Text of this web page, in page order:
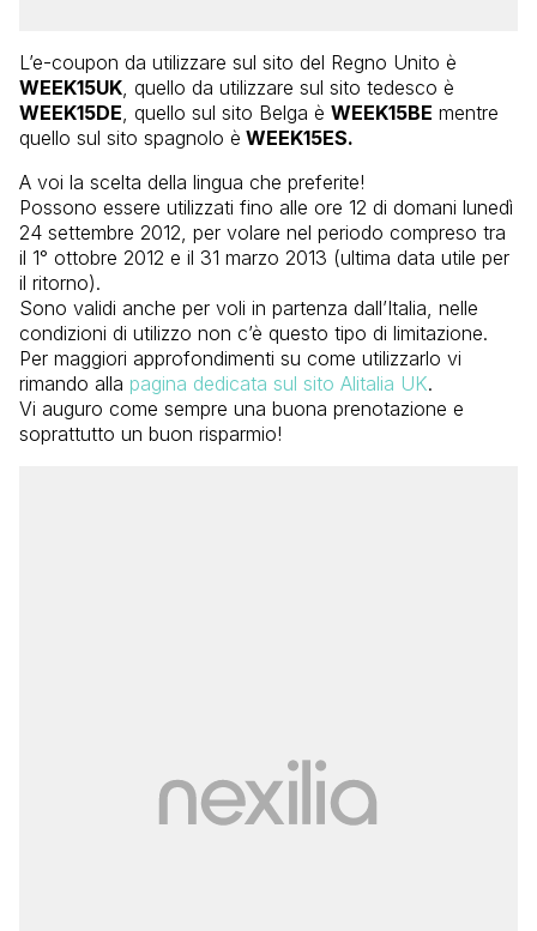
L’e-coupon da utilizzare sul sito del Regno Unito è
WEEK15UK, quello da utilizzare sul sito tedesco è
WEEK15DE, quello sul sito Belga è WEEK15BE mentre
quello sul sito spagnolo è WEEK15ES.
A voi la scelta della lingua che preferite!
Possono essere utilizzati fino alle ore 12 di domani lunedì
24 settembre 2012, per volare nel periodo compreso tra
il 1° ottobre 2012 e il 31 marzo 2013 (ultima data utile per
il ritorno).
Sono validi anche per voli in partenza dall’Italia, nelle
condizioni di utilizzo non c’è questo tipo di limitazione.
Per maggiori approfondimenti su come utilizzarlo vi
rimando alla pagina dedicata sul sito Alitalia UK.
Vi auguro come sempre una buona prenotazione e
soprattutto un buon risparmio!